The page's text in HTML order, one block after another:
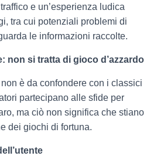
e un’esperienza ludica
tra cui potenziali problemi di
le informazioni raccolte.
non si tratta di gioco d’azzardo
non è da confondere con i classici
partecipano alle sfide per
ma ciò non significa che stiano
dei giochi di fortuna.